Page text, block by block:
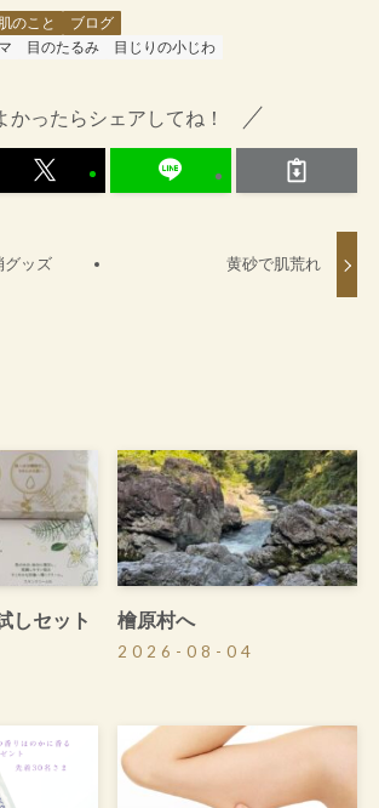
のこと
ブログ
目のたるみ 目じりの小じわ
かったらシェアしてね！
グッズ 黄砂で肌荒れ
しセット
檜原村へ
2026-08-04